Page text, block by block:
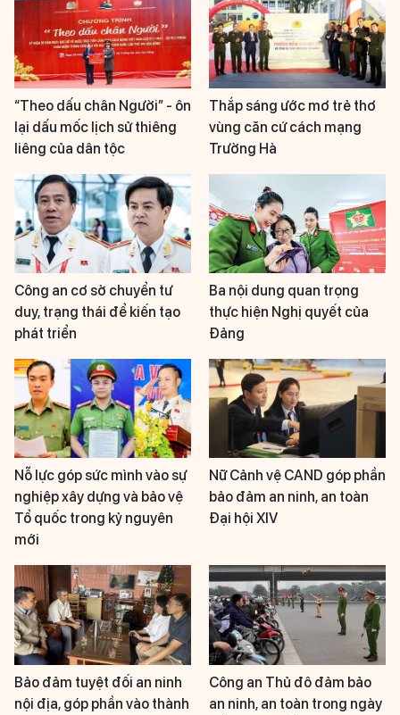
“Theo dấu chân Người” - ôn
lại dấu mốc lịch sử thiêng
liêng của dân tộc
Thắp sáng ước mơ trẻ thơ
vùng căn cứ cách mạng
Trường Hà
Công an cơ sở chuyển tư
duy, trạng thái để kiến tạo
phát triển
Ba nội dung quan trọng
thực hiện Nghị quyết của
Đảng
Nỗ lực góp sức mình vào sự
nghiệp xây dựng và bảo vệ
Tổ quốc trong kỷ nguyên
mới
Nữ Cảnh vệ CAND góp phần
bảo đảm an ninh, an toàn
Đại hội XIV
Bảo đảm tuyệt đối an ninh
nội địa, góp phần vào thành
Công an Thủ đô đảm bảo
an ninh, an toàn trong ngày